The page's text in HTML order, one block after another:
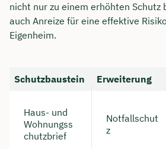
nicht nur zu einem erhöhten Schutz
auch Anreize für eine effektive
Eigenheim.
Schutzbaustein Erweiterung
Haus- und
Wohnungss
chutzbrief
Notfallschut
z
Jetzt persönliches
Ubben sichern 🤝
Wir beraten dich Montag bis